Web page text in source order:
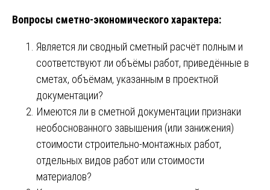
Вопросы сметно-экономического характера:
Является ли сводный сметный расчёт полным и
соответствуют ли объёмы работ, приведённые в
сметах, объёмам, указанным в проектной
документации?
Имеются ли в сметной документации признаки
необоснованного завышения (или занижения)
стоимости строительно-монтажных работ,
отдельных видов работ или стоимости
материалов?